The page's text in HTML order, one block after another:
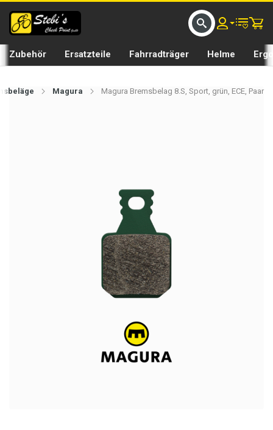
Zubehör Ersatzteile Fahrradträger Helme
Magura Magura Bremsbelag 8.S, Sport, grün, ECE, Paar